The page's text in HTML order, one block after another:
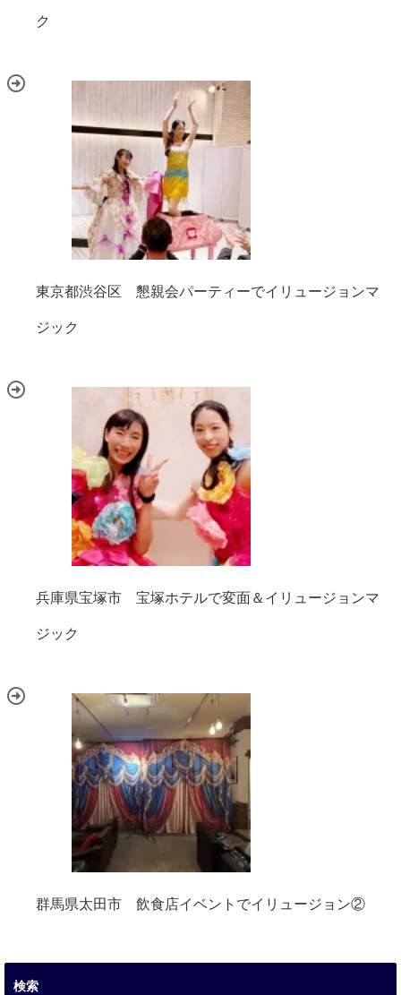
ク
東京都渋谷区 懇親会パーティーでイリュージョンマ
ジック
兵庫県宝塚市 宝塚ホテルで変面＆イリュージョンマ
ジック
群馬県太田市 飲食店イベントでイリュージョン②
検索